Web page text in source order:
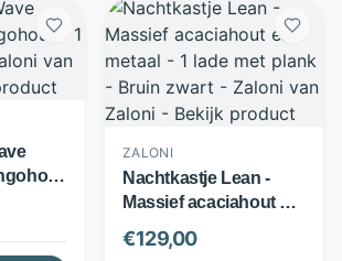
- Zaloni
ZALONI
Nachtkastje Lean -
Massief acaciahout en
metaal - 1 lade met
plank - Bruin zwart -
€129,00